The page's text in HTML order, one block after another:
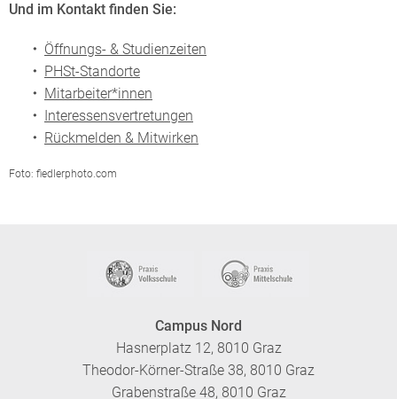
Und im Kontakt finden Sie:
Öffnungs- & Studienzeiten
PHSt-Standorte
Mitarbeiter*innen
Interessensvertretungen
Rückmelden & Mitwirken
Foto: fiedlerphoto.com
Campus Nord
Hasnerplatz 12, 8010 Graz
Theodor-Körner-Straße 38, 8010 Graz
Grabenstraße 48, 8010 Graz